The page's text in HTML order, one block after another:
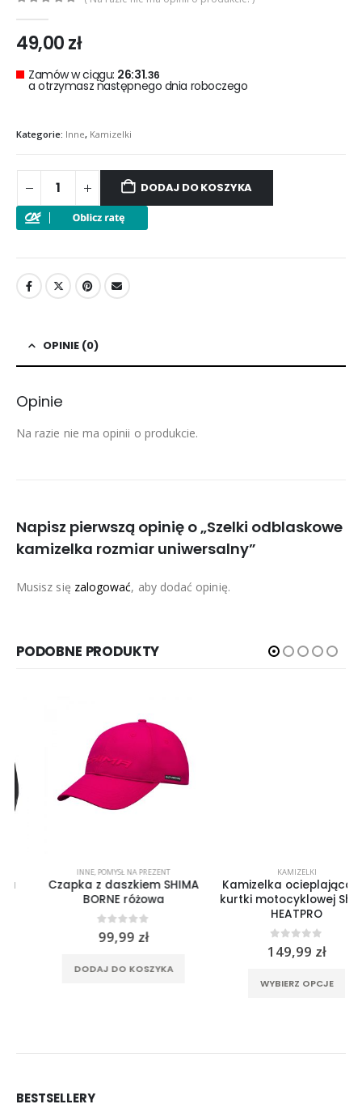
49,00zł
Zamów w ciągu: 26:31.34
a otrzymasz następnego dnia roboczego
Kategorie: Inne, Kamizelki
DODAJ DO KOSZYKA
OPINIE (0)
Opinie
Na razie nie ma opinii o produkcie.
Napisz pierwszą opinię o „Szelki odblaskowe
kamizelka rozmiar uniwersalny”
Musisz się zalogować, aby dodać opinię.
PODOBNE PRODUKTY
POMYSŁ NA PREZENT
Czapka z daszkiem SHIMA
BORNE różowa
out of 5
99,99zł
DODAJ DO KOSZYKA
KAMIZELKI
Kamizelka ocieplająca do
kurtki motocyklowej Shima
HEATPRO
out of 5
149,99zł
WYBIERZ OPCJE
BESTSELLERY